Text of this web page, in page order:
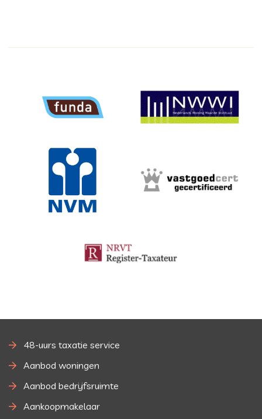
48-uurs taxatie service
Aanbod woningen
Aanbod bedrijfsruimte
Aankoopmakelaar